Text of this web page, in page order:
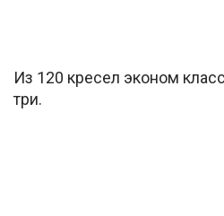
Из 120 кресел эконом
три.